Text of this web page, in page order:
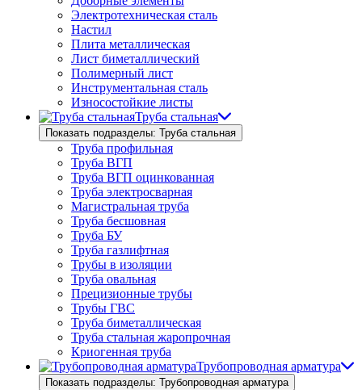
Электротехническая сталь
Настил
Плита металлическая
Лист биметаллический
Полимерный лист
Инструментальная сталь
Износостойкие листы
Труба стальная
Показать подразделы: Труба стальная
Труба профильная
Труба ВГП
Труба ВГП оцинкованная
Труба электросварная
Магистральная труба
Труба бесшовная
Труба БУ
Труба газлифтная
Трубы в изоляции
Труба овальная
Прецизионные трубы
Трубы ГВС
Труба биметаллическая
Труба стальная жаропрочная
Криогенная труба
Трубопроводная арматура
Показать подразделы: Трубопроводная арматура